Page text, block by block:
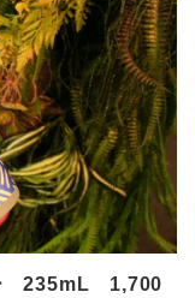
235mL 1,700